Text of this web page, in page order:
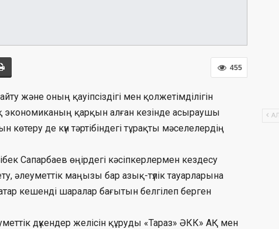
455
және оның қауіпсіздігі мен қолжетімділігін
экономиканың қарқын алған кезінде асыраушы
де күн тәртібіндегі тұрақты мәселелердің
Сапарбаев өңірдегі кәсіпкерлермен кездесу
әлеуметтік маңызы бар азық-түлік тауарларына
кешенді шаралар бағытын белгілеп берген
дүкендер желісін құруды «Тараз» ӘКК» АҚ мен